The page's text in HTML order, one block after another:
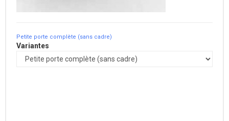
Petite porte complète (sans cadre)
Variantes